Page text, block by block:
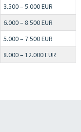
3.500 – 5.000 EUR
6.000 – 8.500 EUR
5.000 – 7.500 EUR
8.000 – 12.000 EUR